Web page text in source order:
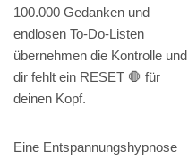
100.000 Gedanken und
endlosen To-Do-Listen
übernehmen die Kontrolle und
dir fehlt ein RESET 🛑 für
deinen Kopf.
Eine Entspannungshypnose